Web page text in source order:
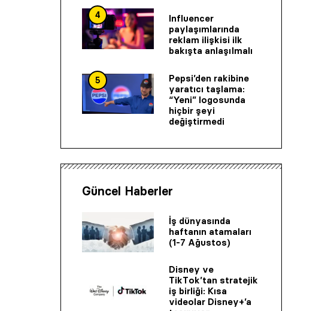
4
Influencer
paylaşımlarında
reklam ilişkisi ilk
bakışta anlaşılmalı
5
Pepsi’den rakibine
yaratıcı taşlama:
“Yeni” logosunda
hiçbir şeyi
değiştirmedi
Güncel Haberler
İş dünyasında
haftanın atamaları
(1-7 Ağustos)
Disney ve
TikTok’tan stratejik
iş birliği: Kısa
videolar Disney+’a